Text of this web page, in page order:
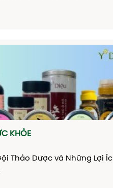
KHỎE
Thảo Dược và Những Lợi